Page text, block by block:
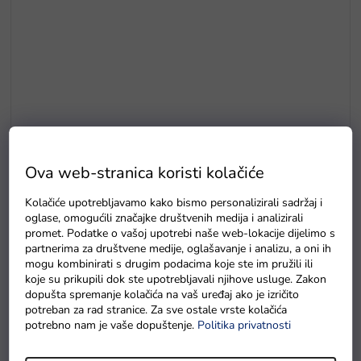
Ova web-stranica koristi kolačiće
Kolačiće upotrebljavamo kako bismo personalizirali sadržaj i
oglase, omogućili značajke društvenih medija i analizirali
promet. Podatke o vašoj upotrebi naše web-lokacije dijelimo s
partnerima za društvene medije, oglašavanje i analizu, a oni ih
mogu kombinirati s drugim podacima koje ste im pružili ili
koje su prikupili dok ste upotrebljavali njihove usluge. Zakon
dopušta spremanje kolačića na vaš uređaj ako je izričito
potreban za rad stranice. Za sve ostale vrste kolačića
potrebno nam je vaše dopuštenje. Politika privatnosti
Mašna za auto na akumulator za djecu srebrna sjajna širina 3
cm
Na zalihama